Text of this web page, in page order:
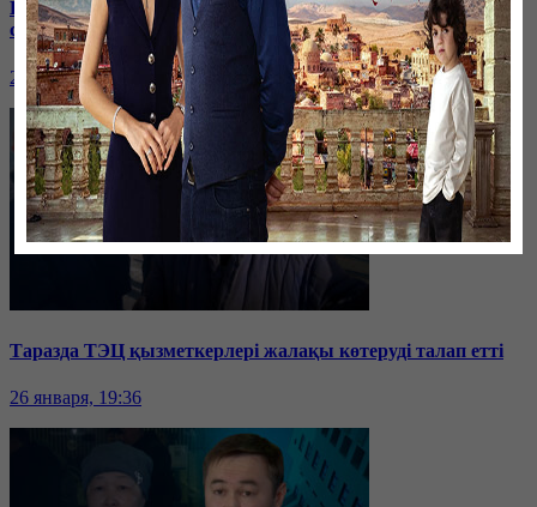
Бірнеше отбасын алдаған туристік фирма директоры
сотталып жатыр
26 января, 19:36
Таразда ТЭЦ қызметкерлері жалақы көтеруді талап етті
26 января, 19:36